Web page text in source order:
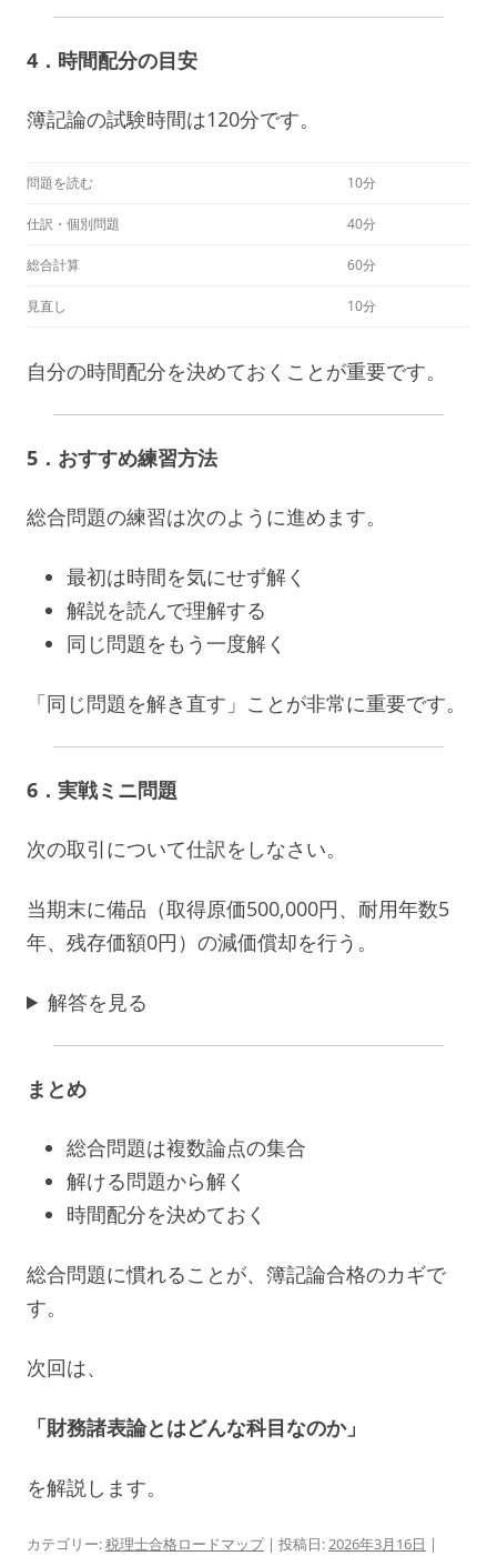
4．時間配分の目安
簿記論の試験時間は120分です。
問題を読む 10分
仕訳・個別問題 40分
総合計算 60分
見直し 10分
自分の時間配分を決めておくことが重要です。
5．おすすめ練習方法
総合問題の練習は次のように進めます。
最初は時間を気にせず解く
解説を読んで理解する
同じ問題をもう一度解く
「同じ問題を解き直す」ことが非常に重要です。
6．実戦ミニ問題
次の取引について仕訳をしなさい。
当期末に備品（取得原価500,000円、耐用年数5
年、残存価額0円）の減価償却を行う。
解答を見る
まとめ
総合問題は複数論点の集合
解ける問題から解く
時間配分を決めておく
総合問題に慣れることが、簿記論合格のカギで
す。
次回は、
「財務諸表論とはどんな科目なのか」
を解説します。
カテゴリー:税理士合格ロードマップ| 投稿日:2026年3月16日 |